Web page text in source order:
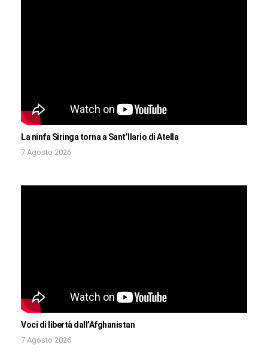
La ninfa Siringa torna a Sant’Ilario di Atella
7 Agosto 2026
Voci di libertà dall’Afghanistan
7 Agosto 2026